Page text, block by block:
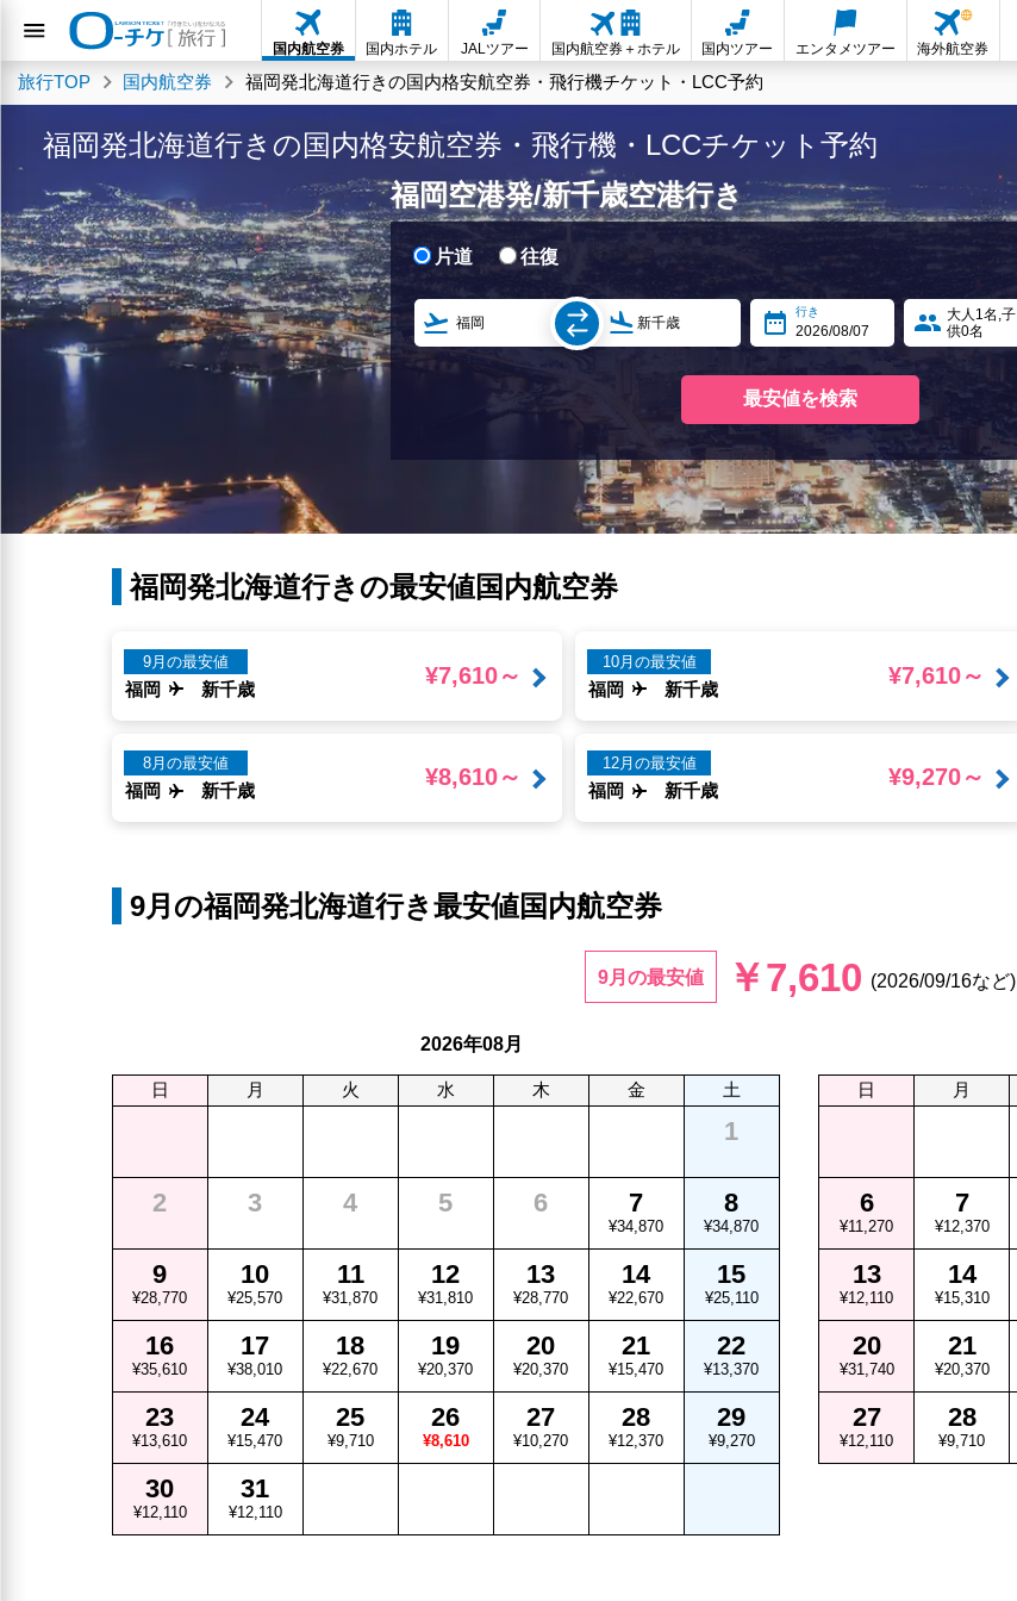
国内航空券 国内ホテル JALツアー 国内航空券＋ホテル 国内ツアー エンタメツアー 海外航空券
旅行TOP 国内航空券 福岡発北海道行きの国内格安航空券・飛行機チケット・LCC予約
福岡発北海道行きの国内格安航空券・飛行機・LCCチケット予約
福岡空港発/新千歳空港行き
福岡発北海道行きの最安値国内航空券
9月の最安値
福岡 新千歳
¥7,610～
10月の最安値
福岡 新千歳
¥7,610～
8月の最安値
福岡 新千歳
¥8,610～
12月の最安値
福岡 新千歳
¥9,270～
9月の福岡発北海道行き最安値国内航空券
9月の最安値 ￥7,610 (2026/09/16など)
2026年08月
日 月 火 水 木 金 土
1
2 3 4 5 6 7
¥34,870
8
¥34,870
9
¥28,770
10
¥25,570
11
¥31,870
12
¥31,810
13
¥28,770
14
¥22,670
15
¥25,110
16
¥35,610
17
¥38,010
18
¥22,670
19
¥20,370
20
¥20,370
21
¥15,470
22
¥13,370
23
¥13,610
24
¥15,470
25
¥9,710
26
¥8,610
27
¥10,270
28
¥12,370
29
¥9,270
30
¥12,110
31
¥12,110
日 月
6
¥11,270
7
¥12,370
13
¥12,110
14
¥15,310
20
¥31,740
21
¥20,370
27
¥12,110
28
¥9,710